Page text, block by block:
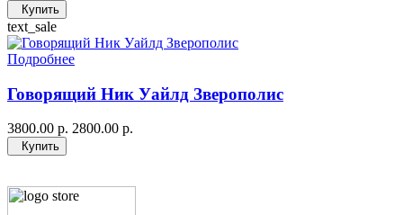
Купить
text_sale
Подробнее
Говорящий Ник Уайлд Зверополис
3800.00 р. 2800.00 р.
Купить